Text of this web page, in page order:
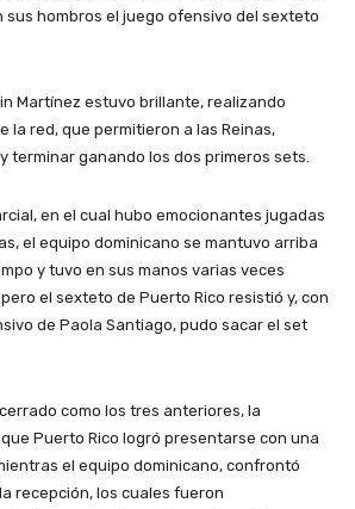
sus hombros el juego ofensivo del sexteto
Martínez estuvo brillante, realizando
la red, que permitieron a las Reinas,
terminar ganando los dos primeros sets.
en el cual hubo emocionantes jugadas
el equipo dominicano se mantuvo arriba
y tuvo en sus manos varias veces
el sexteto de Puerto Rico resistió y, con
de Paola Santiago, pudo sacar el set
como los tres anteriores, la
Puerto Rico logró presentarse con una
el equipo dominicano, confrontó
recepción, los cuales fueron